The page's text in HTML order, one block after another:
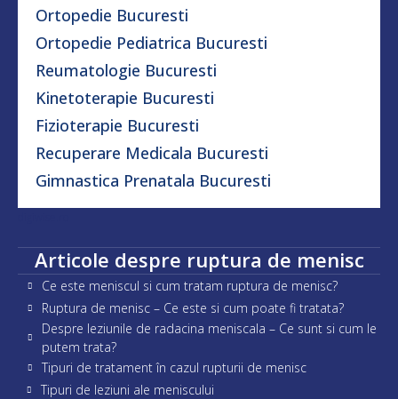
Ortopedie Bucuresti
Ortopedie Pediatrica Bucuresti
Reumatologie Bucuresti
Kinetoterapie Bucuresti
Fizioterapie Bucuresti
Recuperare Medicala Bucuresti
Gimnastica Prenatala Bucuresti
Articole despre ruptura de menisc
Ce este meniscul si cum tratam ruptura de menisc?
Ruptura de menisc – Ce este si cum poate fi tratata?
Despre leziunile de radacina meniscala – Ce sunt si cum le
putem trata?
Tipuri de tratament în cazul rupturii de menisc
Tipuri de leziuni ale meniscului